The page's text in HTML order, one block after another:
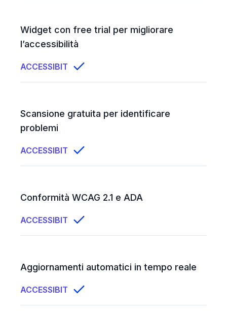
Widget con free trial per migliorare
l’accessibilità
ACCESSIBIT
Scansione gratuita per identificare
problemi
ACCESSIBIT
Conformità WCAG 2.1 e ADA
ACCESSIBIT
Aggiornamenti automatici in tempo reale
ACCESSIBIT